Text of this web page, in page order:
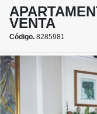
VENTA
Código. 8285981